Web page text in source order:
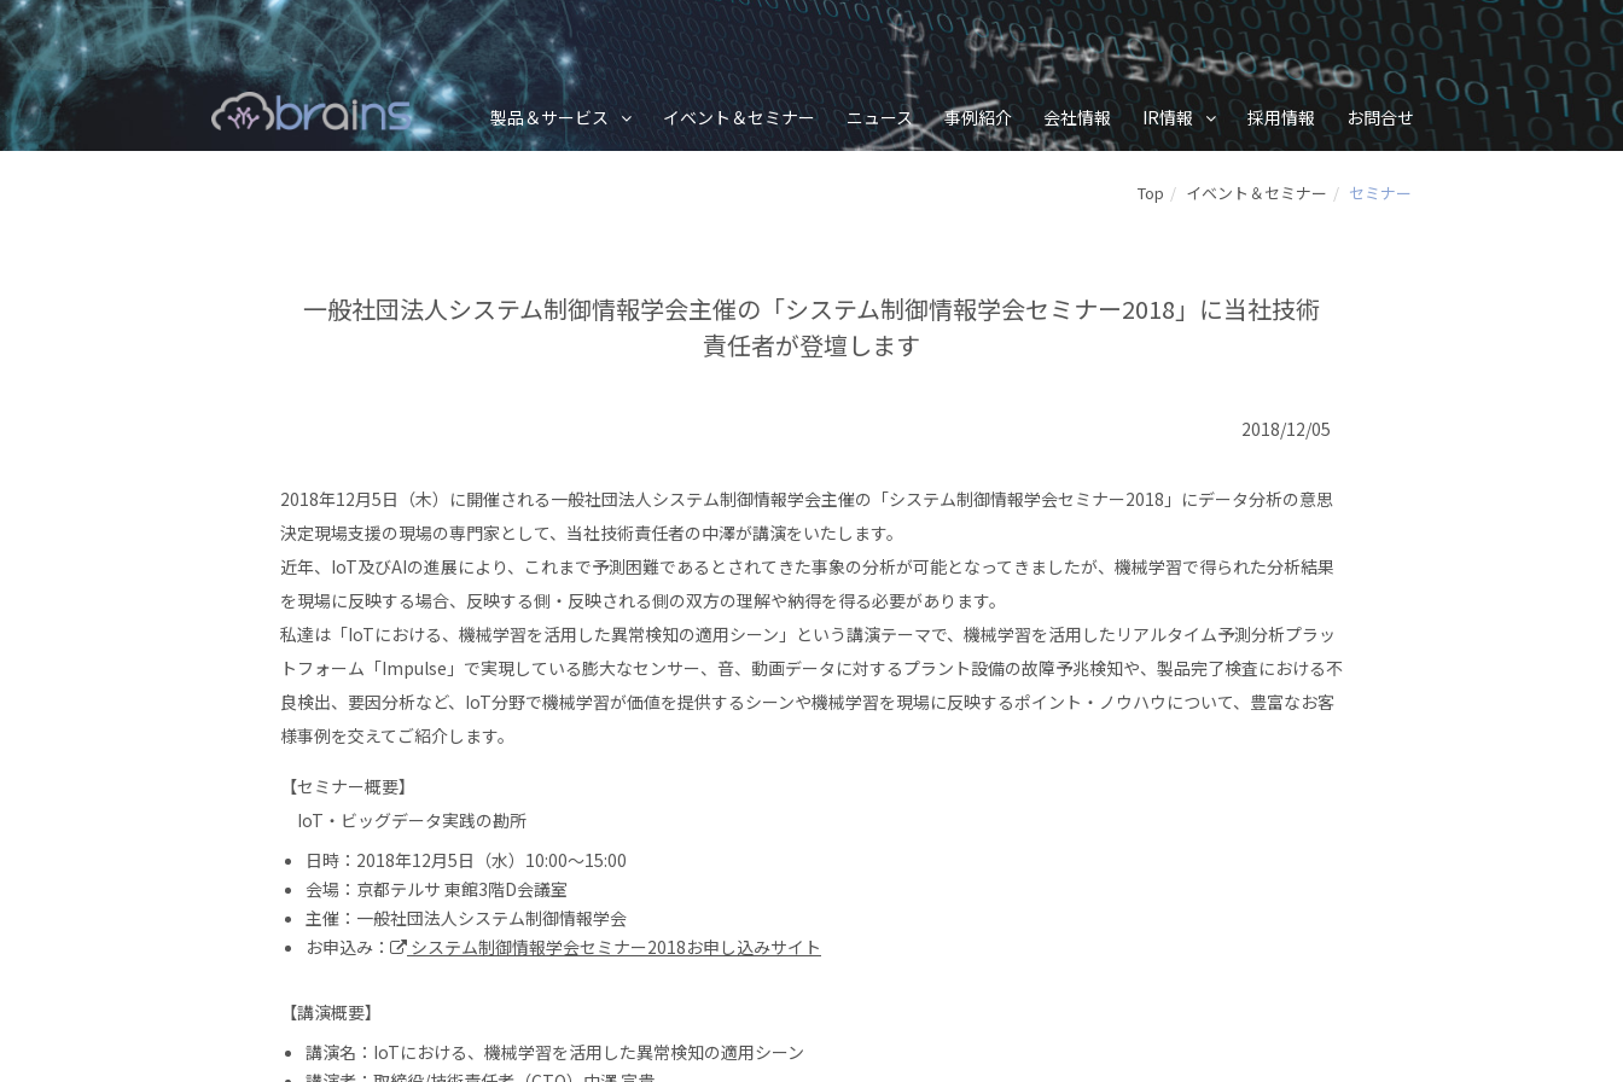
製品＆サービス イベント＆セミナー ニュース 事例紹介 会社情報 IR情報 採用情報 お問合せ
Top イベント＆セミナー セミナー
一般社団法人システム制御情報学会主催の「システム制御情報学会セミナー2018」に当社技術
責任者が登壇します
2018/12/05
2018年12月5日（木）に開催される一般社団法人システム制御情報学会主催の「システム制御情報学会セミナー2018」にデータ分析の意思
決定現場支援の現場の専門家として、当社技術責任者の中澤が講演をいたします。
近年、IoT及びAIの進展により、これまで予測困難であるとされてきた事象の分析が可能となってきましたが、機械学習で得られた分析結果
を現場に反映する場合、反映する側・反映される側の双方の理解や納得を得る必要があります。
私達は「IoTにおける、機械学習を活用した異常検知の適用シーン」という講演テーマで、機械学習を活用したリアルタイム予測分析プラッ
トフォーム「Impulse」で実現している膨大なセンサー、音、動画データに対するプラント設備の故障予兆検知や、製品完了検査における不
良検出、要因分析など、IoT分野で機械学習が価値を提供するシーンや機械学習を現場に反映するポイント・ノウハウについて、豊富なお客
様事例を交えてご紹介します。
【セミナー概要】
IoT・ビッグデータ実践の勘所
日時：2018年12月5日（水）10:00〜15:00
会場：京都テルサ 東館3階D会議室
主催：一般社団法人システム制御情報学会
お申込み：
システム制御情報学会セミナー2018お申し込みサイト
【講演概要】
講演名：IoTにおける、機械学習を活用した異常検知の適用シーン